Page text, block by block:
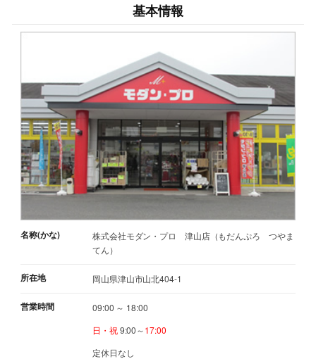
基本情報
名称(かな)
株式会社モダン・プロ 津山店（もだんぷろ つやま
てん）
所在地 岡山県津山市山北404-1
営業時間
09:00 ～ 18:00
日・祝9:00～17:00
定休日なし